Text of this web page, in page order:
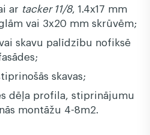
ar tacker 11/8, 1.4x17 mm
vai 3x20 mm skrūvēm;
skavu palīdzību nofiksē
skavas;
dēļa profila, stiprinājumu
montāžu 4-8m2.